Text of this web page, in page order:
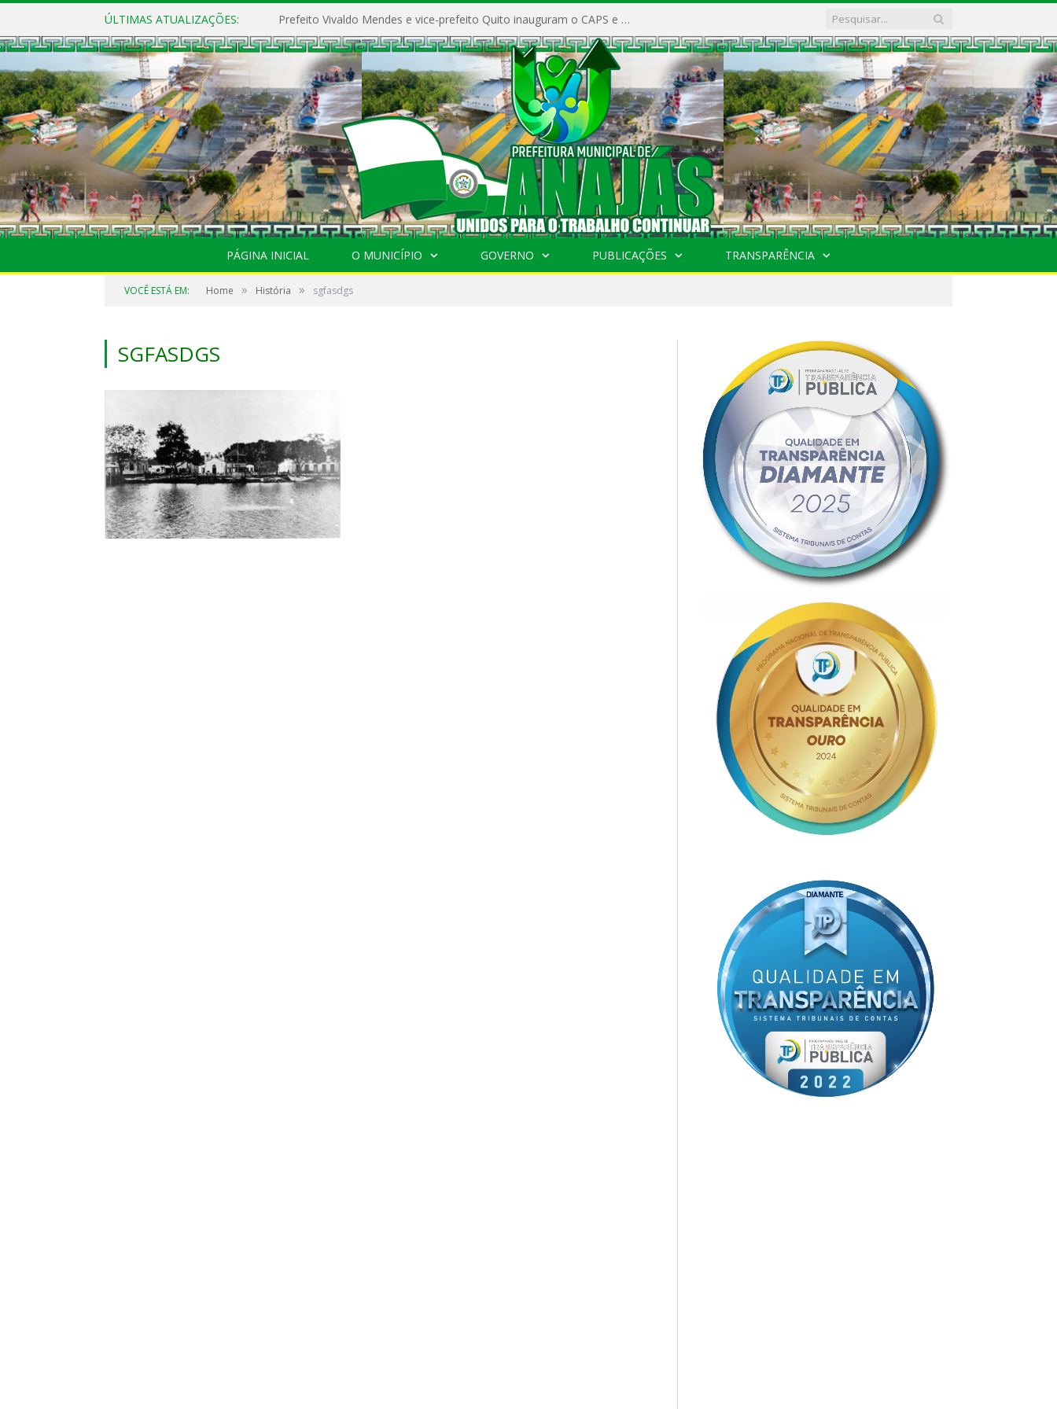
ÚLTIMAS ATUALIZAÇÕES: Prefeito Vivaldo Mendes e vice-prefeito Quito inauguram o CAPS e fortalecem a saúde pública em Anajás.
PÁGINA INICIAL O MUNICÍPIO GOVERNO PUBLICAÇÕES TRANSPARÊNCIA
VOCÊ ESTÁ EM: Home » História » sgfasdgs
SGFASDGS